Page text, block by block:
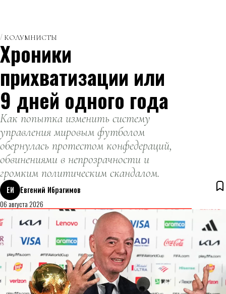
КОЛУМНИСТЫ
Хроники
прихватизации или
9 дней одного года
Как попытка изменить систему
управления мировым футболом
обернулась протестом конфедераций,
обвинениями в непрозрачности и
громким политическим скандалом.
ЕИ
Евгений Ибрагимов
06 августа 2026